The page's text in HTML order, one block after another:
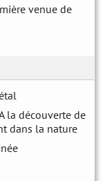
venue de
la découverte de
dans la nature